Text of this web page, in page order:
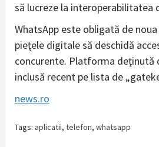
să lucreze la interoperabilitatea
WhatsApp este obligată de
pieţele digitale să deschidă
concurente. Platforma deţinută
inclusă recent pe lista de
news.ro
Tags: aplicatii, telefon, whatsapp